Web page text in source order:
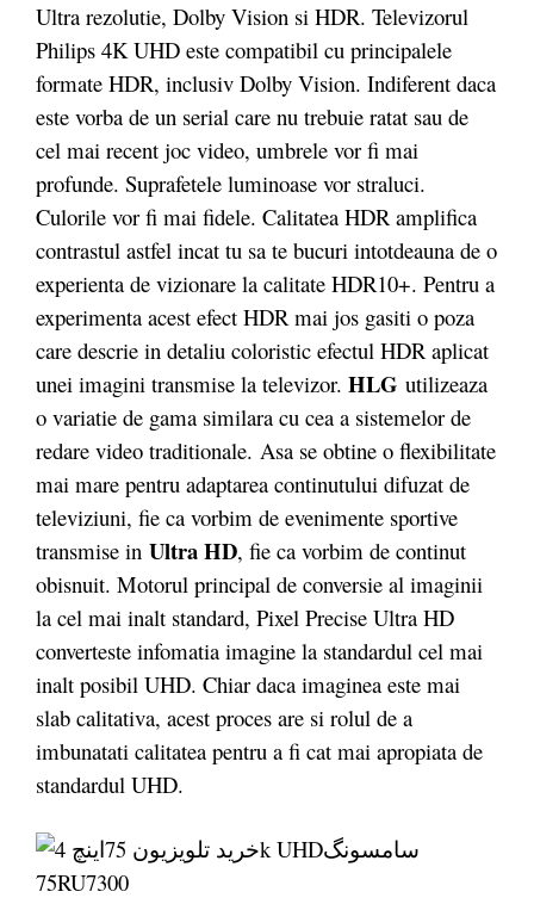
Ultra rezolutie, Dolby Vision si HDR. Televizorul
Philips 4K UHD este compatibil cu principalele
formate HDR, inclusiv Dolby Vision. Indiferent daca
este vorba de un serial care nu trebuie ratat sau de
cel mai recent joc video, umbrele vor fi mai
profunde. Suprafetele luminoase vor straluci.
Culorile vor fi mai fidele. Calitatea HDR amplifica
contrastul astfel incat tu sa te bucuri intotdeauna de o
experienta de vizionare la calitate HDR10+. Pentru a
experimenta acest efect HDR mai jos gasiti o poza
care descrie in detaliu coloristic efectul HDR aplicat
unei imagini transmise la televizor. HLG utilizeaza
o variatie de gama similara cu cea a sistemelor de
redare video traditionale. Asa se obtine o flexibilitate
mai mare pentru adaptarea continutului difuzat de
televiziuni, fie ca vorbim de evenimente sportive
transmise in Ultra HD, fie ca vorbim de continut
obisnuit. Motorul principal de conversie al imaginii
la cel mai inalt standard, Pixel Precise Ultra HD
converteste infomatia imagine la standardul cel mai
inalt posibil UHD. Chiar daca imaginea este mai
slab calitativa, acest proces are si rolul de a
imbunatati calitatea pentru a fi cat mai apropiata de
standardul UHD.